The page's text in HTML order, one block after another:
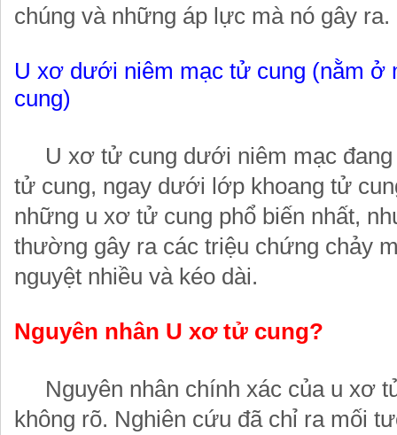
chúng và những áp lực mà nó gây ra.
U xơ dưới niêm mạc tử cung (nằm ở
cung)
U xơ tử cung dưới niêm mạc đang
tử cung, ngay dưới lớp khoang tử
những u xơ tử cung phổ biến nhất,
thường gây ra các triệu chứng chảy
nguyệt nhiều và kéo dài.
Nguyên nhân U xơ tử cung?
Nguyên nhân chính xác của u xơ
không rõ. Nghiên cứu đã chỉ ra mối